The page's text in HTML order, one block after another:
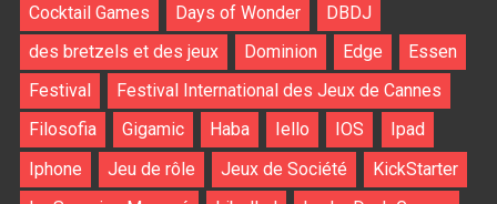
Cocktail Games
Days of Wonder
DBDJ
des bretzels et des jeux
Dominion Edge
Essen
Festival
Festival International des Jeux de Cannes
Filosofia
Gigamic Haba Iello IOS
Ipad
Iphone
Jeu de rôle Jeux de Société
KickStarter